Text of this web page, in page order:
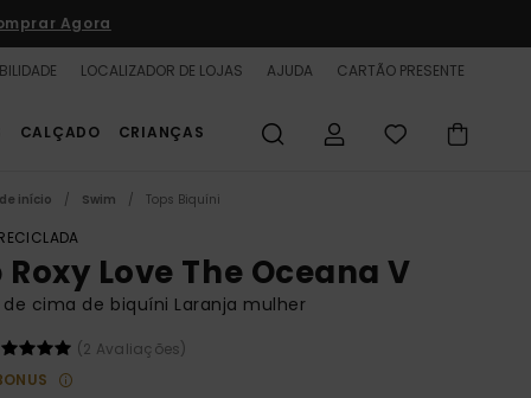
Agora
LOCALIZADOR DE LOJAS AJUDA CARTÃO PRESENTE
CALÇADO CRIANÇAS
início Swim Tops Biquíni
Roxy Love The Oceana V
de cima de biquíni Laranja mulher
(2 Avaliações)